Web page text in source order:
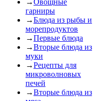
→Овощные
гарниры
→Блюда из рыбы и
морепродуктов
→Первые блюда
→Вторые блюда из
муки
→Рецепты для
микроволновых
печей
→Вторые блюда из